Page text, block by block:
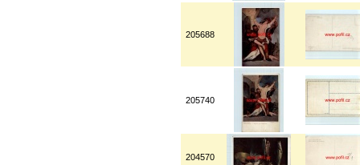
205688
205740
204570